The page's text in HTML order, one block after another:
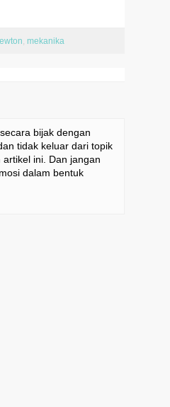
mekanika
bijak dengan
tidak keluar dari topik
ini. Dan jangan
dalam bentuk